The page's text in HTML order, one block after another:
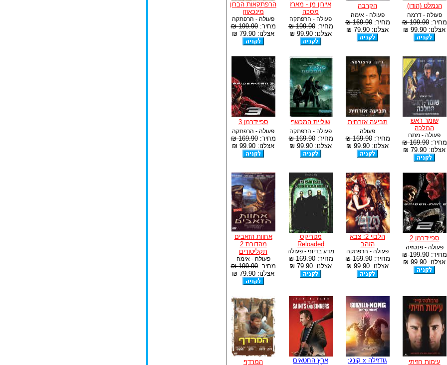
הנמלט (הודו)
פעולה - דרמה
מחיר:199.90 ₪
אצלנו: 99.90 ₪
הקרבה
פעולה - אימה
מחיר:169.90 ₪
אצלנו: 79.90 ₪
איירון מן - מארז
מסכה
פעולה - הרפתקה
מחיר:199.90 ₪
אצלנו: 99.90 ₪
הרפתקאות הברון
מינכאוזן
פעולה - הרפתקה
מחיר:199.90 ₪
אצלנו: 79.90 ₪
שומר ראש
המלכה
פעולה - מתח
מחיר:169.90 ₪
אצלנו: 79.90 ₪
תביעה אזרחית
פעולה
מחיר:169.90 ₪
אצלנו: 99.90 ₪
שוליית המכשף
פעולה - הרפתקה
מחיר:169.90 ₪
אצלנו: 99.90 ₪
ספיידרמן 3
פעולה - הרפתקה
מחיר:169.90 ₪
אצלנו: 99.90 ₪
ספיידרמן 2
פעולה - פנטזיה
מחיר:199.90 ₪
אצלנו: 99.90 ₪
הלבוי 2: צבא
הזהב
פעולה - הרפתקה
מחיר:169.90 ₪
אצלנו: 99.90 ₪
מטריקס
Reloaded
מדע בדיוני - פעולה
מחיר:169.90 ₪
אצלנו: 79.90 ₪
אחוות הזאבים
מהדורת 2
תקליטורים
פעולה - אימה
מחיר:199.90 ₪
אצלנו: 79.90 ₪
עימות חזיתי
גודזילה x קונג:
ארץ החטאים המרדף